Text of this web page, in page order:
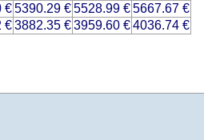
€5390.29 €5528.99 €5667.67 €
€3882.35 €3959.60 €4036.74 €